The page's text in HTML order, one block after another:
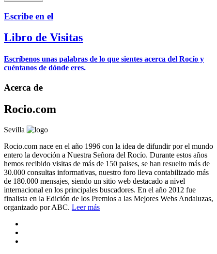
Escribe en el
Libro de Visitas
Escríbenos unas palabras de lo que sientes acerca del Rocío y
cuéntanos de dónde eres.
Acerca de
Rocio.com
Sevilla
Rocio.com nace en el año 1996 con la idea de difundir por el mundo
entero la devoción a Nuestra Señora del Rocío. Durante estos años
hemos recibido visitas de más de 150 paises, se han resuelto más de
30.000 consultas informativas, nuestro foro lleva contabilizado más
de 180.000 mensajes, siendo un sitio web destacado a nivel
internacional en los principales buscadores. En el año 2012 fue
finalista en la Edición de los Premios a las Mejores Webs Andaluzas,
organizado por ABC. Leer más